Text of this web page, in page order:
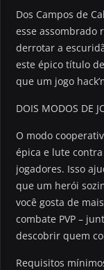
Dos Campos de
esse assombrado
derrotar a
este épico título
que um jogo
DOIS MODOS DE
O modo
épica e lute
jogadores. Isso
que um herói
você gosta de
combate PVP –
descobrir quem
Requisitos